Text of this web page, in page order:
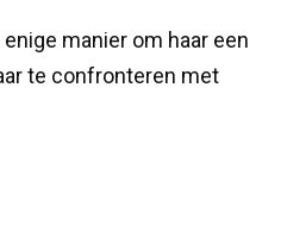
manier om haar een
te confronteren met